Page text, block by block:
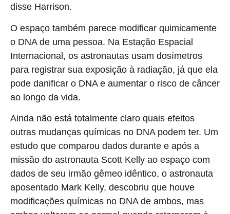
disse Harrison.
O espaço também parece modificar quimicamente
o DNA de uma pessoa. Na Estação Espacial
Internacional, os astronautas usam dosímetros
para registrar sua exposição à radiação, já que ela
pode danificar o DNA e aumentar o risco de câncer
ao longo da vida.
Ainda não está totalmente claro quais efeitos
outras mudanças químicas no DNA podem ter. Um
estudo que comparou dados durante e após a
missão do astronauta Scott Kelly ao espaço com
dados de seu irmão gêmeo idêntico, o astronauta
aposentado Mark Kelly, descobriu que houve
modificações químicas no DNA de ambos, mas